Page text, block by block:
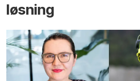
løsning